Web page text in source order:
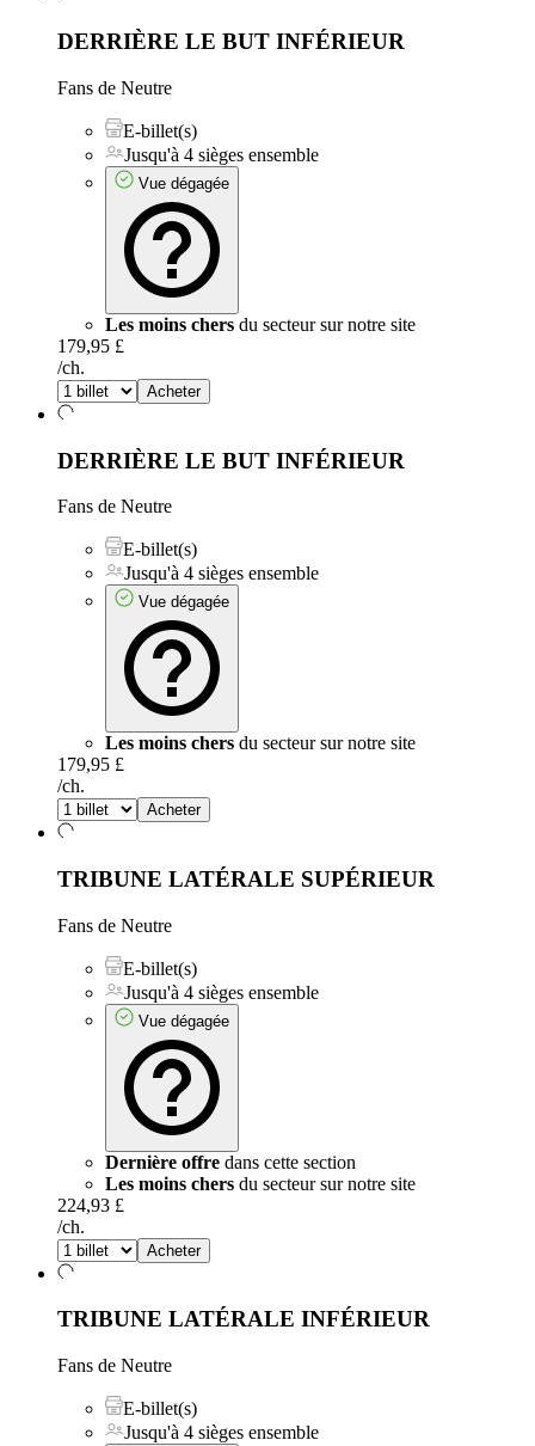
DERRIÈRE LE BUT INFÉRIEUR
Fans de Neutre
E-billet(s)
Jusqu'à 4 sièges ensemble
Vue dégagée
Les moins chers du secteur sur notre site
179,95 £
/ch.
Acheter
DERRIÈRE LE BUT INFÉRIEUR
Fans de Neutre
E-billet(s)
Jusqu'à 4 sièges ensemble
Vue dégagée
Les moins chers du secteur sur notre site
179,95 £
/ch.
Acheter
TRIBUNE LATÉRALE SUPÉRIEUR
Fans de Neutre
E-billet(s)
Jusqu'à 4 sièges ensemble
Vue dégagée
Dernière offre dans cette section
Les moins chers du secteur sur notre site
224,93 £
/ch.
Acheter
TRIBUNE LATÉRALE INFÉRIEUR
Fans de Neutre
E-billet(s)
Jusqu'à 4 sièges ensemble